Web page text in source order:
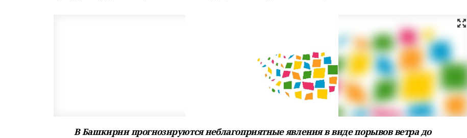
В Башкирии прогнозируются неблагоприятные явления в виде порывов ветра до